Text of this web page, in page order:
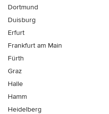
Dortmund
Duisburg
Erfurt
Frankfurt am Main
Fürth
Graz
Halle
Hamm
Heidelberg